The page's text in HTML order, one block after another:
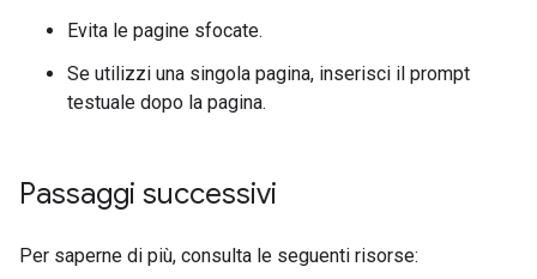
Evita le pagine sfocate.
Se utilizzi una singola pagina, inserisci il prompt
testuale dopo la pagina.
Passaggi successivi
Per saperne di più, consulta le seguenti risorse: